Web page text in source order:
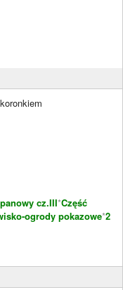
cz.III*Część
ogrody pokazowe*2